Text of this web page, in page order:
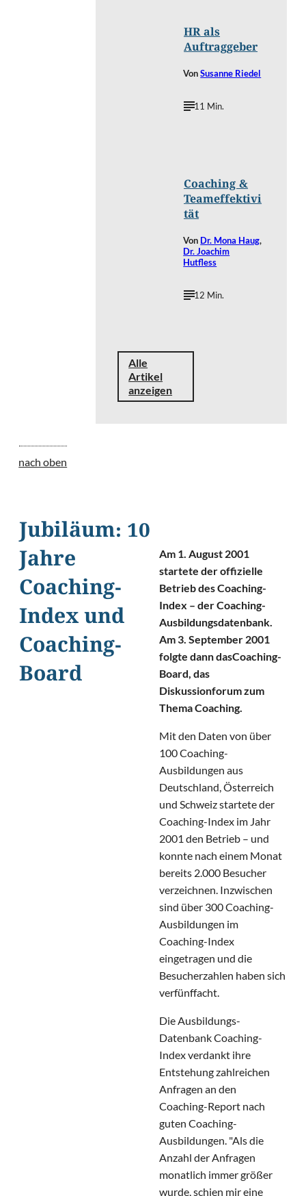
HR als
Auftraggeber
VonSusanne Riedel
11 Min.
Coaching &
Teameffektivi
tät
Von Dr. Mona Haug,
Dr. Joachim
Hutfless
12 Min.
Alle
Artikel
anzeigen
nach oben
Jubiläum: 10
Jahre
Coaching-
Index und
Coaching-
Board
Am 1. August 2001
startete der offizielle
Betrieb des Coaching-
Index – der Coaching-
Ausbildungsdatenbank.
Am 3. September 2001
folgte dann dasCoaching-
Board, das
Diskussionforum zum
Thema Coaching.
Mit den Daten von über
100 Coaching-
Ausbildungen aus
Deutschland, Österreich
und Schweiz startete der
Coaching-Index im Jahr
2001 den Betrieb – und
konnte nach einem Monat
bereits 2.000 Besucher
verzeichnen. Inzwischen
sind über 300 Coaching-
Ausbildungen im
Coaching-Index
eingetragen und die
Besucherzahlen haben sich
verfünffacht.
Die Ausbildungs-
Datenbank Coaching-
Index verdankt ihre
Entstehung zahlreichen
Anfragen an den
Coaching-Report nach
guten Coaching-
Ausbildungen. "Als die
Anzahl der Anfragen
monatlich immer größer
wurde, schien mir eine